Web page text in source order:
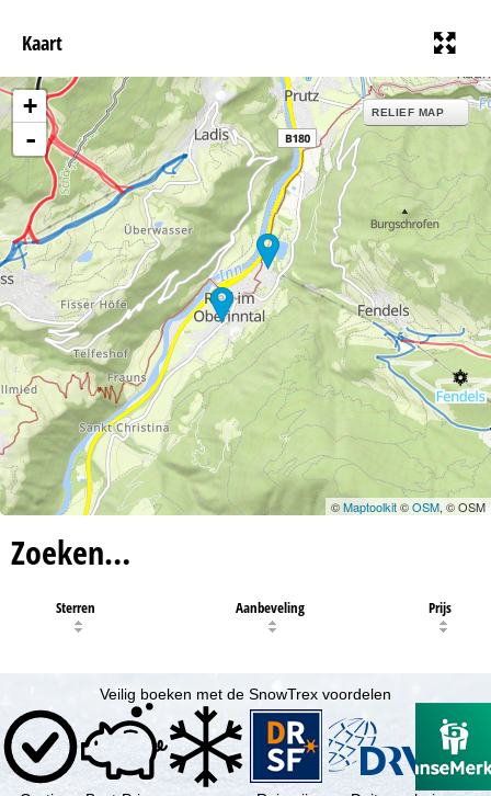
Kaart
+
-
RELIEF MAP
©Maptoolkit©OSM, © OSM
Zoeken…
Sterren Aanbeveling Prijs
Veilig boeken met de SnowTrex voordelen